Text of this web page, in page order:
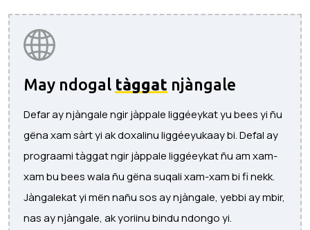
May ndogal tàggat njàngale
Defar ay njàngale ngir jàppale liggéeykat yu bees yi ñu
gëna xam sàrt yi ak doxalinu liggéeyukaay bi. Defal ay
prograami tàggat ngir jàppale liggéeykat ñu am xam-
xam bu bees wala ñu gëna suqali xam-xam bi fi nekk.
Jàngalekat yi mën nañu sos ay njàngale, yebbi ay mbir,
nas ay njàngale, ak yoriinu bindu ndongo yi.